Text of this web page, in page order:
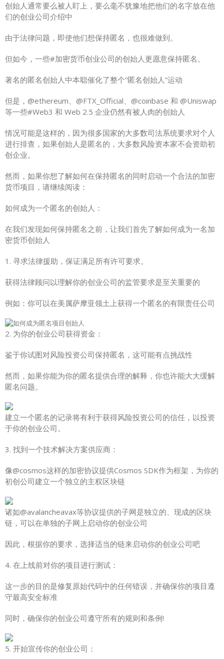
创始人通常要么被人盯上，要么毫不犹豫地把他们的名字放在他
们的创业公司介绍中
由于法律问题，即使他们想保持匿名，也很难做到。
但如今，一些#加密货币创业公司的创始人更愿意保持匿名。
著名的匿名创始人中本聪催化了整个“匿名创始人”运动
但是，@ethereum、@FTX_Official、@coinbase 和 @Uniswap
等一些#Web3 和 Web 2.5 企业仍然有被人肉的创始人
情况可能是这样的，因为很多国家的大多数司法系统要求对个人
进行排查，如果创始人是匿名的，大多数风险资本家不会资助初
创企业。
然而，如果你想了解如何在保持匿名的同时启动一个合法的加密
货币项目，请继续阅读：
如何成为一个匿名的创始人：
在我们发现如何保持匿名之前，让我们首先了解如何成为一名加
密货币创始人
1. 寻求法律援助，保证满足所有许可要求。
获得法律顾问以理解你的创业公司的监管要求是至关重要的
例如：你可以在美属萨摩亚领土上获得一个匿名的有限责任公司
2. 为你的创业公司获得资金：
鉴于你试图对风险投资公司保持匿名，这可能有点挑战性
然而，如果你能为你的匿名提供合理的解释，你也许能大大缓解
匿名问题。
建立一个匿名的记录将有利于获得风险投资公司的信任，以投资
于你的创业公司。
3. 找到一个技术解决方案供应商：
像@cosmos这样的加密协议提供Cosmos SDK作为框架，为你的
初创公司建立一个独立的主权区块链
诸如@avalancheavax等协议提供的子网是独立的、现成的区块
链，可以在单独的子网上启动你的创业公司
因此，根据你的要求，选择适当的链来启动你的创业公司吧
4. 在上线前对你的项目进行测试：
这一步的目的是修复原始代码中的任何错误，并确保你的项目遵
守最高安全标准
同时，确保你的创业公司遵守所有的规则和条例!
5. 开始宣传你的创业公司：